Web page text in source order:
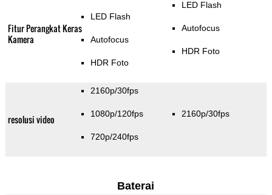
Fitur Perangkat Keras
Kamera
LED Flash
Autofocus
HDR Foto
LED Flash
Autofocus
HDR Foto
resolusi video
2160p/30fps
1080p/120fps
720p/240fps
2160p/30fps
Baterai